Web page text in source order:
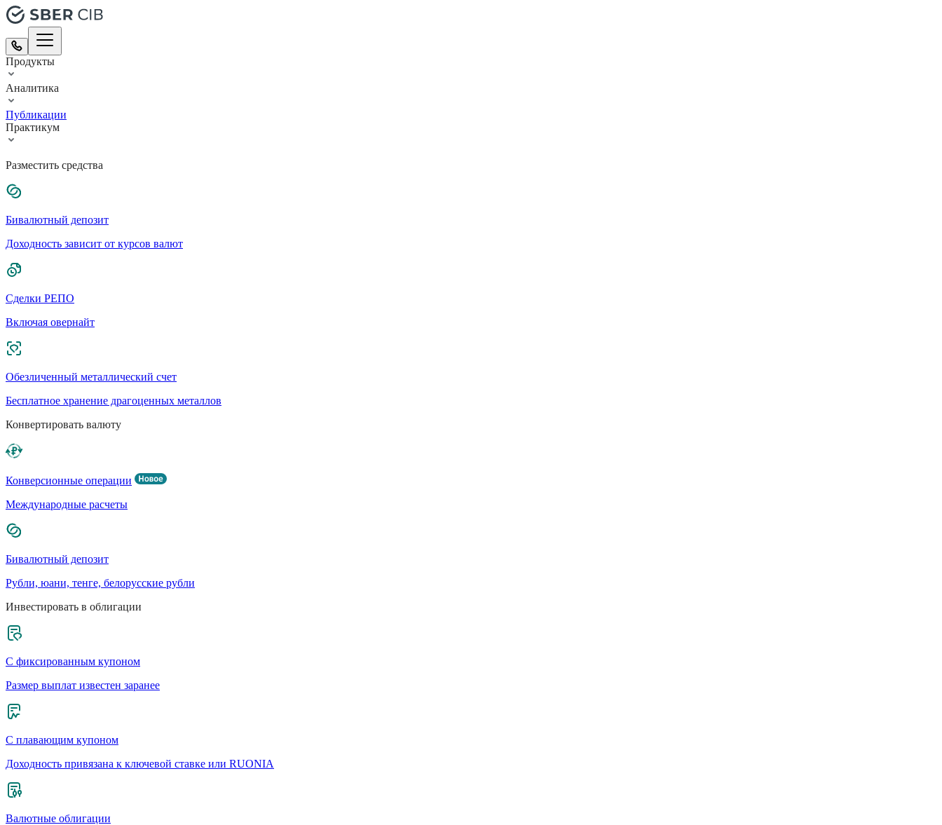
Продукты
Аналитика
Публикации
Практикум
Разместить средства
Бивалютный депозит
Доходность зависит от курсов валют
Сделки РЕПО
Включая овернайт
Обезличенный металлический счет
Бесплатное хранение драгоценных металлов
Конвертировать валюту
Конверсионные операции
Международные расчеты
Бивалютный депозит
Рубли, юани, тенге, белорусские рубли
Инвестировать в облигации
С фиксированным купоном
Размер выплат известен заранее
С плавающим купоном
Доходность привязана к ключевой ставке или RUONIA
Валютные облигации